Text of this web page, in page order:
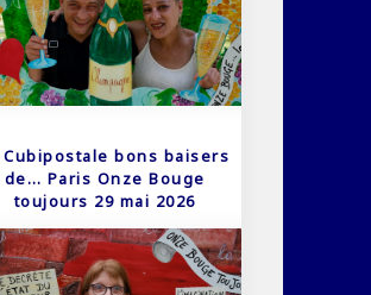
Cubipostale bons baisers
de… Paris Onze Bouge
toujours 29 mai 2026